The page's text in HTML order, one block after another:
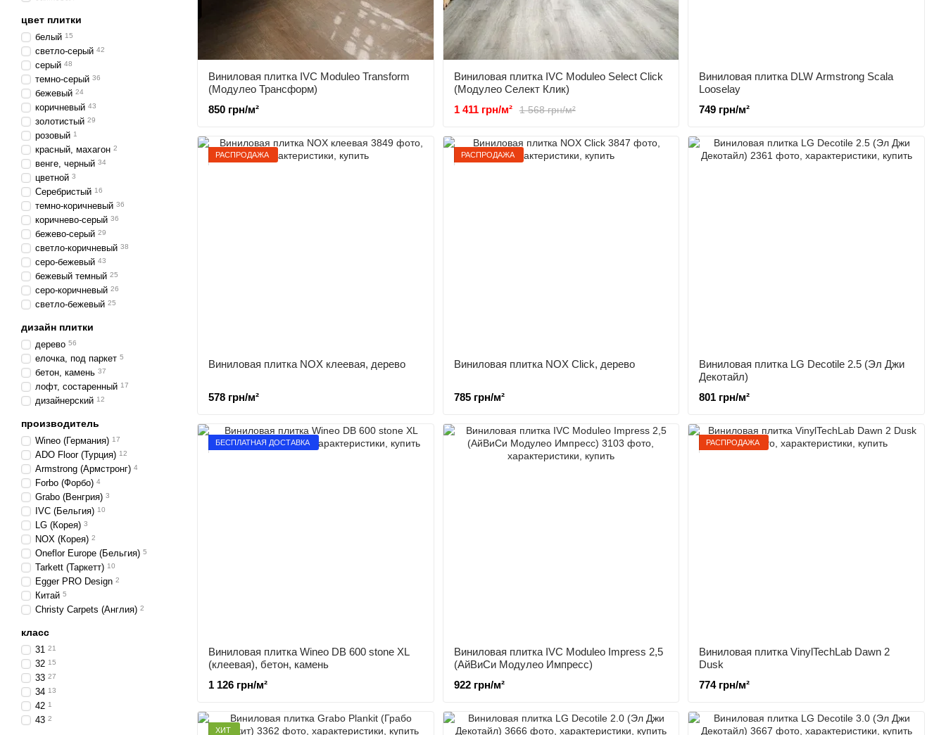
Виниловая плитка IVC Moduleo Transform
(Модулео Трансформ)
850 грн/м²
Виниловая плитка IVC Moduleo Select Click
(Модулео Селект Клик)
1 568 грн/м²
1 411 грн/м²
Виниловая плитка DLW Armstrong Scala
Looselay
749 грн/м²
РАСПРОДАЖА
Виниловая плитка NOX клеевая, дерево
578 грн/м²
РАСПРОДАЖА
Виниловая плитка NOX Click, дерево
785 грн/м²
Виниловая плитка LG Decotile 2.5 (Эл Джи
Декотайл)
801 грн/м²
БЕСПЛАТНАЯ ДОСТАВКА
Виниловая плитка Wineo DB 600 stone XL
(клеевая), бетон, камень
1 126 грн/м²
Виниловая плитка IVC Moduleo Impress 2,5
(АйВиСи Модулео Импресс)
922 грн/м²
РАСПРОДАЖА
Виниловая плитка VinylTechLab Dawn 2
Dusk
774 грн/м²
ХИТ
цвет плитки
белый 15
светло-серый 42
серый 48
темно-серый 36
бежевый 24
коричневый 43
золотистый 29
розовый 1
красный, махагон 2
венге, черный 34
цветной 3
Серебристый 16
темно-коричневый 36
коричнево-серый 36
бежево-серый 29
светло-коричневый 38
серо-бежевый 43
бежевый темный 25
серо-коричневый 26
светло-бежевый 25
дизайн плитки
дерево 56
елочка, под паркет 5
бетон, камень 37
лофт, состаренный 17
дизайнерский 12
производитель
Wineo (Германия) 17
ADO Floor (Турция) 12
Armstrong (Армстронг) 4
Forbo (Форбо) 4
Grabo (Венгрия) 3
IVC (Бельгия) 10
LG (Корея) 3
NOX (Корея) 2
Oneflor Europe (Бельгия) 5
Tarkett (Таркетт) 10
Egger PRO Design 2
Китай 5
Christy Carpets (Англия) 2
класс
31 21
32 15
33 27
34 13
42 1
43 2